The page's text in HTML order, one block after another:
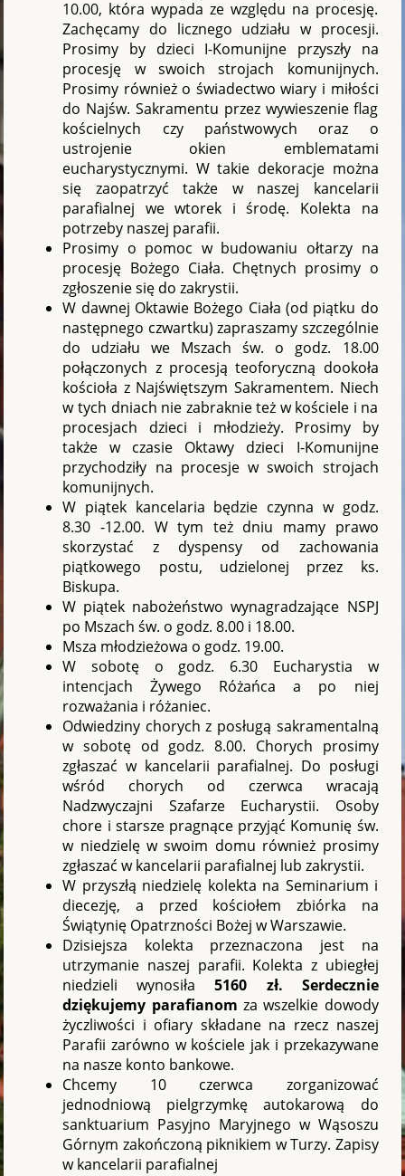
10.00, która wypada ze względu na procesję.
Zachęcamy do licznego udziału w procesji.
Prosimy by dzieci I-Komunijne przyszły na
procesję w swoich strojach komunijnych.
Prosimy również o świadectwo wiary i miłości
do Najśw. Sakramentu przez wywieszenie flag
kościelnych czy państwowych oraz o
ustrojenie okien emblematami
eucharystycznymi. W takie dekoracje można
się zaopatrzyć także w naszej kancelarii
parafialnej we wtorek i środę. Kolekta na
potrzeby naszej parafii.
Prosimy o pomoc w budowaniu ołtarzy na
procesję Bożego Ciała. Chętnych prosimy o
zgłoszenie się do zakrystii.
W dawnej Oktawie Bożego Ciała (od piątku do
następnego czwartku) zapraszamy szczególnie
do udziału we Mszach św. o godz. 18.00
połączonych z procesją teoforyczną dookoła
kościoła z Najświętszym Sakramentem. Niech
w tych dniach nie zabraknie też w kościele i na
procesjach dzieci i młodzieży. Prosimy by
także w czasie Oktawy dzieci I-Komunijne
przychodziły na procesje w swoich strojach
komunijnych.
W piątek kancelaria będzie czynna w godz.
8.30 -12.00. W tym też dniu mamy prawo
skorzystać z dyspensy od zachowania
piątkowego postu, udzielonej przez ks.
Biskupa.
W piątek nabożeństwo wynagradzające NSPJ
po Mszach św. o godz. 8.00 i 18.00.
Msza młodzieżowa o godz. 19.00.
W sobotę o godz. 6.30 Eucharystia w
intencjach Żywego Różańca a po niej
rozważania i różaniec.
Odwiedziny chorych z posługą sakramentalną
w sobotę od godz. 8.00. Chorych prosimy
zgłaszać w kancelarii parafialnej. Do posługi
wśród chorych od czerwca wracają
Nadzwyczajni Szafarze Eucharystii. Osoby
chore i starsze pragnące przyjąć Komunię św.
w niedzielę w swoim domu również prosimy
zgłaszać w kancelarii parafialnej lub zakrystii.
W przyszłą niedzielę kolekta na Seminarium i
diecezję, a przed kościołem zbiórka na
Świątynię Opatrzności Bożej w Warszawie.
Dzisiejsza kolekta przeznaczona jest na
utrzymanie naszej parafii. Kolekta z ubiegłej
niedzieli wynosiła 5160 zł. Serdecznie
dziękujemy parafianom za wszelkie dowody
życzliwości i ofiary składane na rzecz naszej
Parafii zarówno w kościele jak i przekazywane
na nasze konto bankowe.
Chcemy 10 czerwca zorganizować
jednodniową pielgrzymkę autokarową do
sanktuarium Pasyjno Maryjnego w Wąsoszu
Górnym zakończoną piknikiem w Turzy. Zapisy
w kancelarii parafialnej